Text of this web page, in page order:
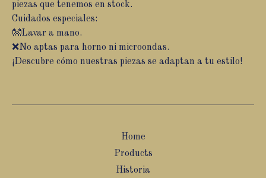
piezas que tenemos en stock.
Cuidados especiales:
👐Lavar a mano.
❌No aptas para horno ni microondas.
¡Descubre cómo nuestras piezas se adaptan a tu estilo!
Home
Products
Historia